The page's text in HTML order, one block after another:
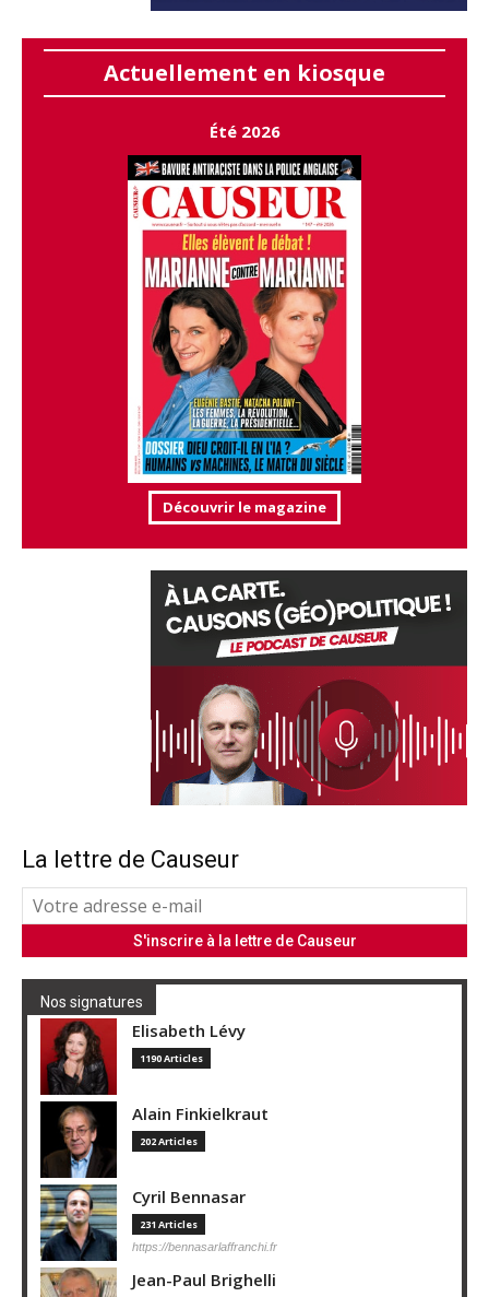
Actuellement en kiosque
Été 2026
Découvrir le magazine
La lettre de Causeur
Nos signatures
Elisabeth Lévy
1190 Articles
Alain Finkielkraut
202 Articles
Cyril Bennasar
231 Articles
https://bennasarlaffranchi.fr
Jean-Paul Brighelli